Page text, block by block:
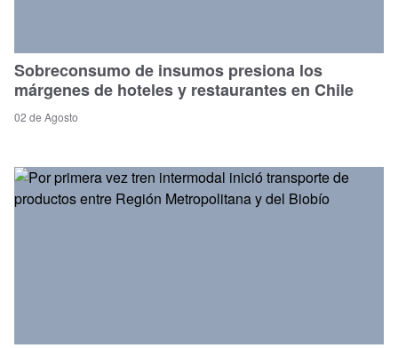
Sobreconsumo de insumos presiona los
márgenes de hoteles y restaurantes en Chile
02 de Agosto